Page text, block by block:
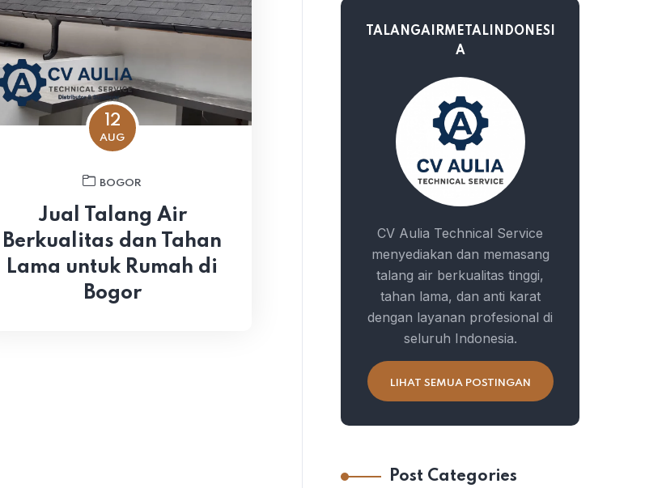
12
AUG
BOGOR
Jual Talang Air
Berkualitas dan Tahan
Lama untuk Rumah di
Bogor
TALANGAIRMETALINDONESI
A
CV Aulia Technical Service
menyediakan dan memasang
talang air berkualitas tinggi,
tahan lama, dan anti karat
dengan layanan profesional di
seluruh Indonesia.
LIHAT SEMUA POSTINGAN
Post Categories